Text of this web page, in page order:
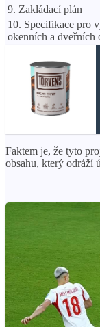
9. Zakládací plán
10. Specifikace pro
okenních a dveřních
Faktem je, že tyto
obsahu, který odráží